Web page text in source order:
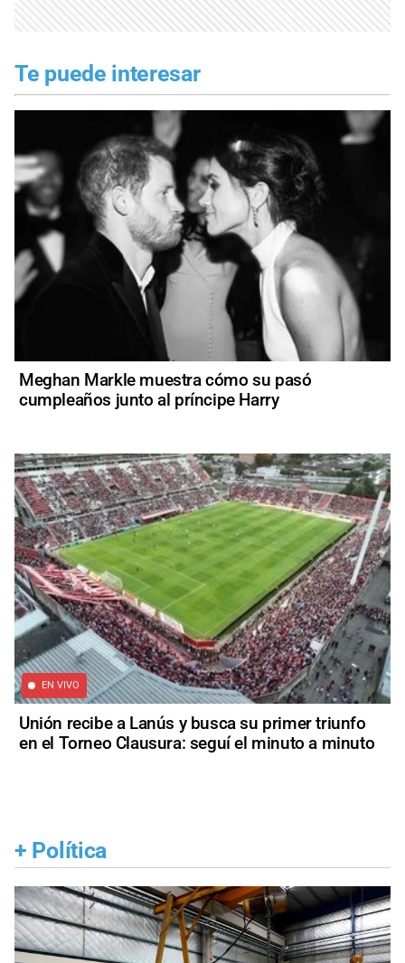
Te puede interesar
Meghan Markle muestra cómo su pasó
cumpleaños junto al príncipe Harry
EN VIVO
Unión recibe a Lanús y busca su primer triunfo
en el Torneo Clausura: seguí el minuto a minuto
+ Política